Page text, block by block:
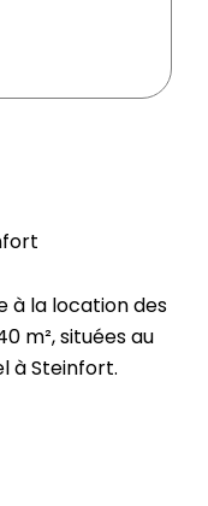
à la location des
m², situées au
à Steinfort.